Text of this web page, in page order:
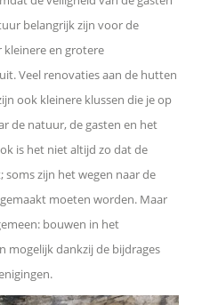
belangrijk zijn voor de
kleinere en grotere
Veel renovaties aan de hutten
ook kleinere klussen die je op
de natuur, de gasten en het
is het niet altijd zo dat de
zijn het wegen naar de
moeten worden. Maar
bouwen in het
mogelijk dankzij de bijdrages